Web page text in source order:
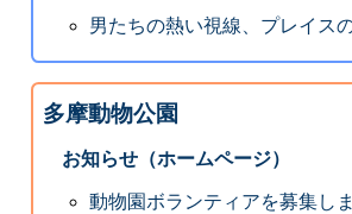
男たちの熱い視線、プレイス
多摩動物公園
お知らせ（ホームページ）
動物園ボランティアを募集し